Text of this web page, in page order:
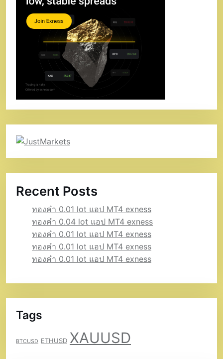
Recent Posts
ทองคำ 0.01 lot แอป MT4 exness
ทองคำ 0.04 lot แอป MT4 exness
ทองคำ 0.01 lot แอป MT4 exness
ทองคำ 0.01 lot แอป MT4 exness
ทองคำ 0.01 lot แอป MT4 exness
Tags
BTCUSD ETHUSD XAUUSD